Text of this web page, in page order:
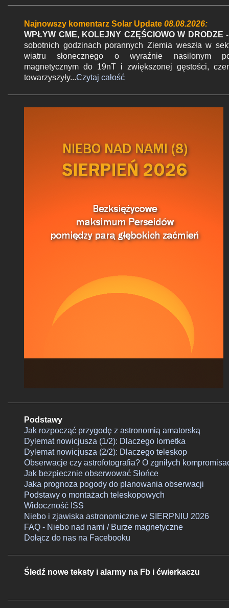
Najnowszy komentarz Solar Update 08.08.2026:
WPŁYW CME, KOLEJNY CZĘŚCIOWO W DRODZE -
sobotnich godzinach porannych Ziemia weszła w
wiatru słonecznego o wyraźnie nasilonym
magnetycznym do 19nT i zwiększonej gęstości,
towarzyszyły...Czytaj całość
Podstawy
Jak rozpocząć przygodę z astronomią amatorską
Dylemat nowicjusza (1/2): Dlaczego lornetka
Dylemat nowicjusza (2/2): Dlaczego teleskop
Obserwacje czy astrofotografia? O zgniłych
Jak bezpiecznie obserwować Słońce
Jaka prognoza pogody do planowania obserwacji
Podstawy o montażach teleskopowych
Widoczność ISS
Niebo i zjawiska astronomiczne w SIERPNIU 2026
FAQ - Niebo nad nami / Burze magnetyczne
Dołącz do nas na Facebooku
Śledź nowe teksty i alarmy na Fb i ćwierkaczu